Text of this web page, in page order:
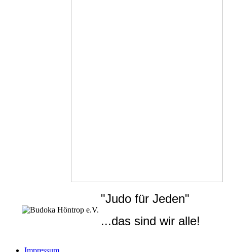
"Judo für Jeden"
...das sind wir alle!
Impressum